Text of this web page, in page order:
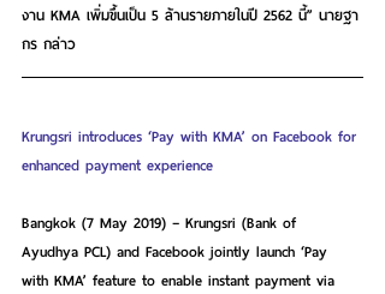
งาน KMA เพิ่มขึ้นเป็น 5 ล้านรายภายในปี 2562 นี้” นายฐา
กร กล่าว
Krungsri introduces ‘Pay with KMA’ on Facebook for
enhanced payment experience
Bangkok (7 May 2019) – Krungsri (Bank of
Ayudhya PCL) and Facebook jointly launch ‘Pay
with KMA’ feature to enable instant payment via